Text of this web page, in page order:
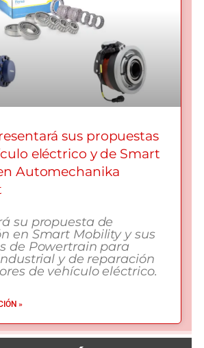
sus propuestas
eléctrico y de Smart
Automechanika
su propuesta de
en Smart Mobility y sus
de Powertrain para
y de reparación
de vehículo eléctrico.
»